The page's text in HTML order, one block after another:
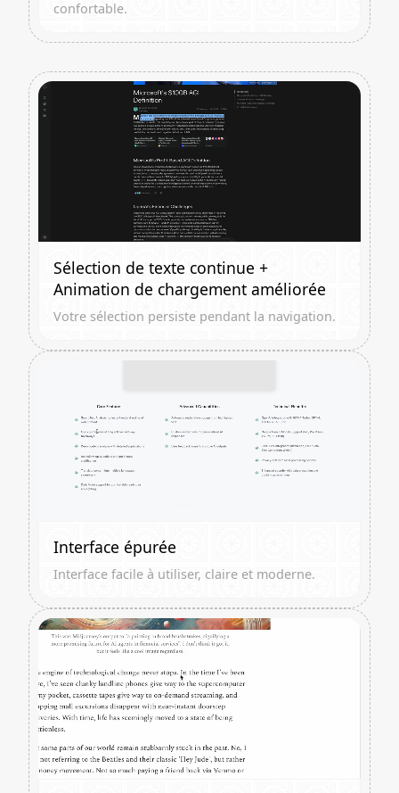
confortable.
Sélection de texte continue +
Animation de chargement améliorée
Votre sélection persiste pendant la navigation.
Interface épurée
Interface facile à utiliser, claire et moderne.